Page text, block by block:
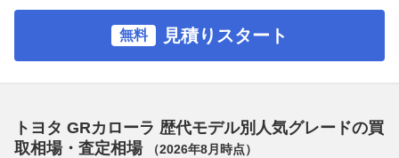
無料 見積りスタート
トヨタ GRカローラ 歴代モデル別人気グレードの買
取相場・査定相場
（2026年8月 時点）